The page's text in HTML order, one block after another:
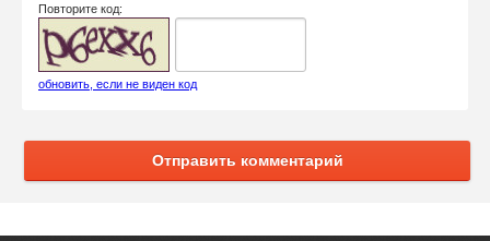
Повторите код:
обновить, если не виден код
Отправить комментарий